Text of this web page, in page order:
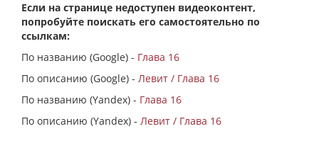
Если на странице недоступен видеоконтент,
попробуйте поискать его самостоятельно по
ссылкам:
По названию (Google) - Глава 16
По описанию (Google) - Левит / Глава 16
По названию (Yandex) - Глава 16
По описанию (Yandex) - Левит / Глава 16